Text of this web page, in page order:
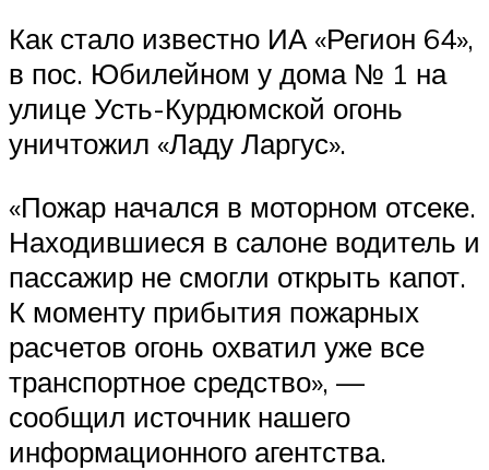
Как стало известно ИА «Регион 64»,
в пос. Юбилейном у дома № 1 на
улице Усть-Курдюмской огонь
уничтожил «Ладу Ларгус».
«Пожар начался в моторном отсеке.
Находившиеся в салоне водитель и
пассажир не смогли открыть капот.
К моменту прибытия пожарных
расчетов огонь охватил уже все
транспортное средство», —
сообщил источник нашего
информационного агентства.